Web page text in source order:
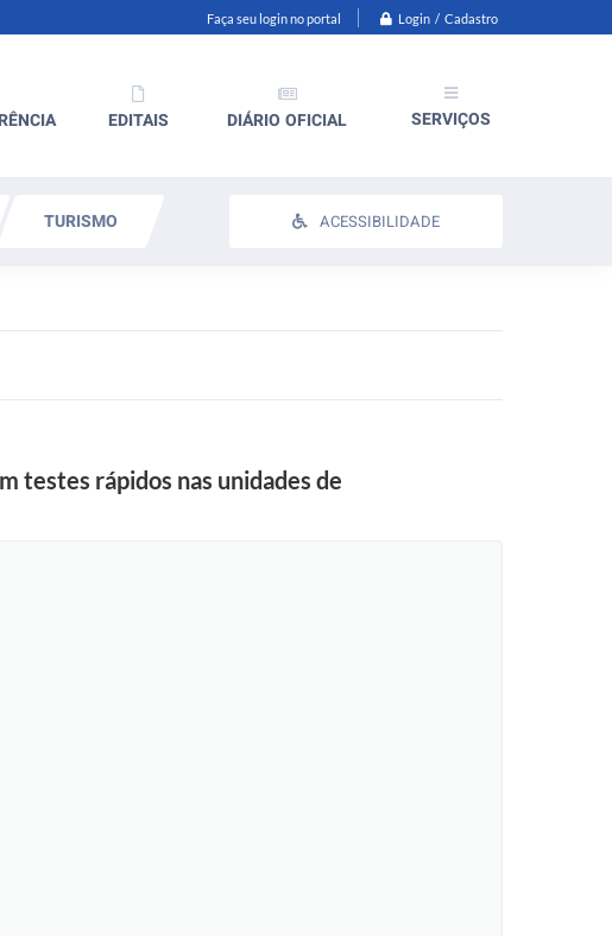
Faça seu login no portal Login / Cadastro
EDITAIS DIÁRIO OFICIAL SERVIÇOS
TURISMO ACESSIBILIDADE
testes rápidos nas unidades de